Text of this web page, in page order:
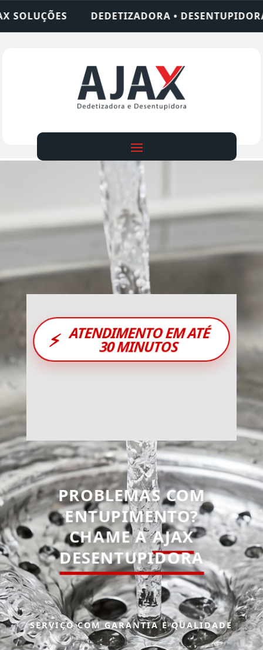
• DESENTUPIDORA • LIMPEZA DE FOSSA •
⚡ ATENDIMENTO EM ATÉ
30 MINUTOS
PROBLEMAS COM
ENTUPIMENTO?
CHAME AAJAX
DESENTUPIDORA
SERVIÇO COM GARANTIA E QUALIDADE